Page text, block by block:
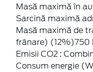
Masă maximă în
Sarcină maximă
Masă maximă de
frânare) (12%)750
Emisii CO2 :
Consum energie